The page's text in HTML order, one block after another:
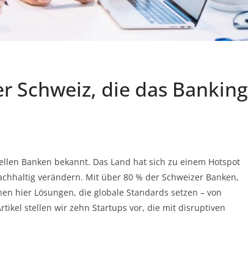
Schweiz, die das Banking
Banken bekannt. Das Land hat sich zu einem Hotspot
verändern. Mit über 80 % der Schweizer Banken,
hier Lösungen, die globale Standards setzen – von
stellen wir zehn Startups vor, die mit disruptiven